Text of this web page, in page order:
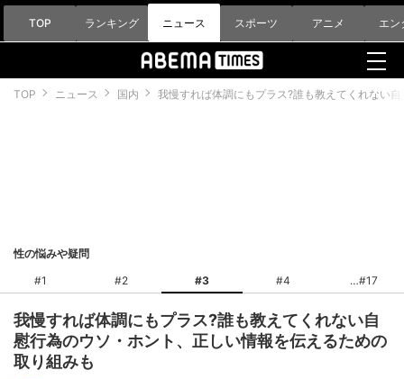
TOP ランキング ニュース スポーツ アニメ エン
TOP ニュース 国内 我慢すれば体調にもプラス?誰も教えてくれない
性の悩みや疑問
#1
#2 #3 #4 #17
我慢すれば体調にもプラス?誰も教えてくれない自
慰行為のウソ・ホント、正しい情報を伝えるための
取り組みも